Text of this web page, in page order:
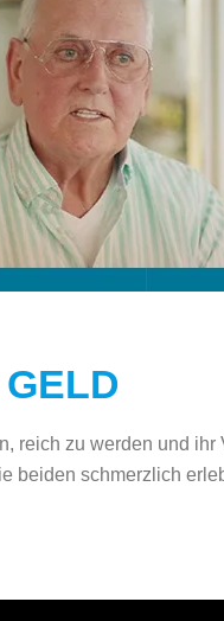
reich zu werden und ihr
beiden schmerzlich